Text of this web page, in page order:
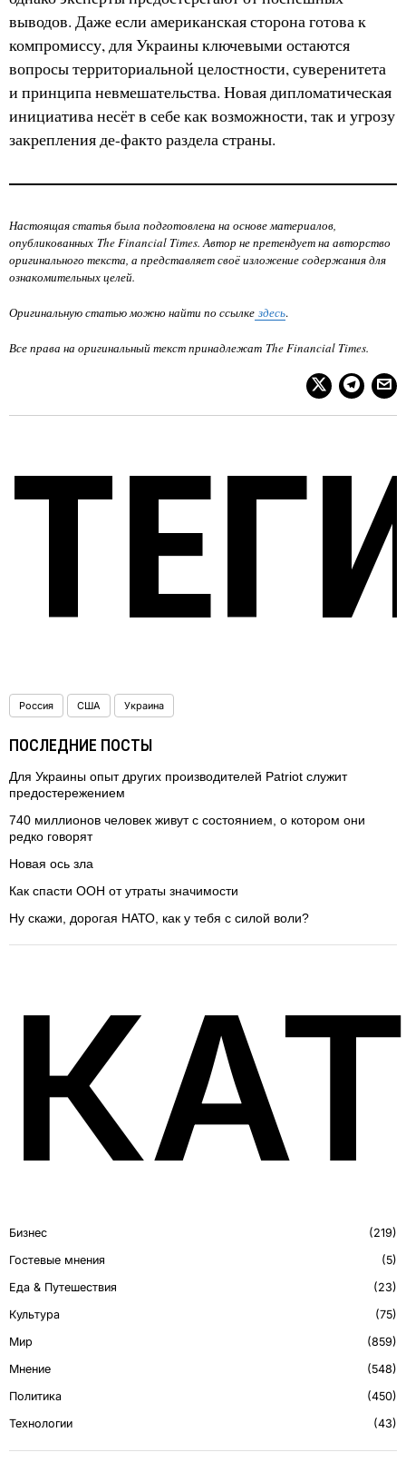
выводов. Даже если американская сторона готова к
компромиссу, для Украины ключевыми остаются
вопросы территориальной целостности, суверенитета
и принципа невмешательства. Новая дипломатическая
инициатива несёт в себе как возможности, так и угрозу
закрепления де-факто раздела страны.
Настоящая статья была подготовлена на основе материалов,
опубликованных The Financial Times. Автор не претендует на авторство
оригинального текста, а представляет своё изложение содержания для
ознакомительных целей.
Оригинальную статью можно найти по ссылке здесь.
Все права на оригинальный текст принадлежат The Financial Times.
Россия США Украина
ПОСЛЕДНИЕ ПОСТЫ
Для Украины опыт других производителей Patriot служит
предостережением
740 миллионов человек живут с состоянием, о котором они
редко говорят
Новая ось зла
Как спасти ООН от утраты значимости
Ну скажи, дорогая НАТО, как у тебя с силой воли?
Бизнес
219
Гостевые мнения
5
Еда & Путешествия
23
Культура
75
Мир
859
Мнение
548
Политика
450
Технологии
43